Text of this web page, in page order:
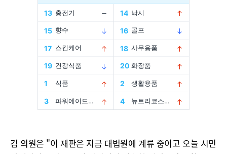
김 의원은 "이 재판은 지금 대법원에 계류 중이고 오늘 시민